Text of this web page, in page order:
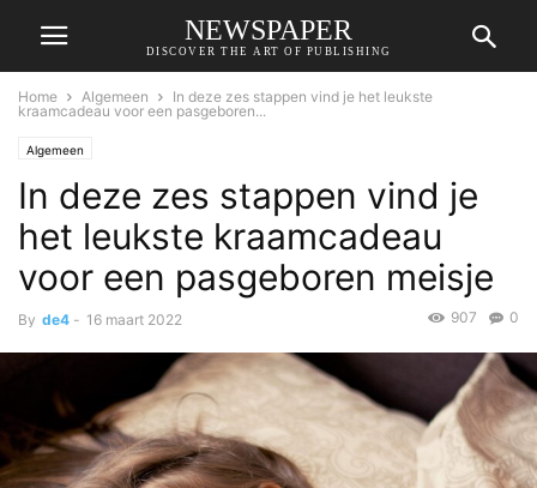
NEWSPAPER
DISCOVER THE ART OF PUBLISHING
Home Algemeen
In deze zes stappen vind je het leukste
kraamcadeau voor een pasgeboren...
Algemeen
In deze zes stappen vind je
het leukste kraamcadeau
voor een pasgeboren meisje
By de4 - 16 maart 2022 0
907